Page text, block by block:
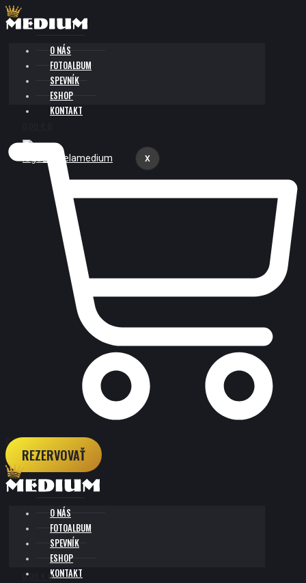
Preskočiť
na
O NÁS
FOTOALBUM
SPEVNÍK
ESHOP
KONTAKT
X
CART
REZERVOVAŤ
O NÁS
FOTOALBUM
SPEVNÍK
ESHOP
KONTAKT
0,00 0